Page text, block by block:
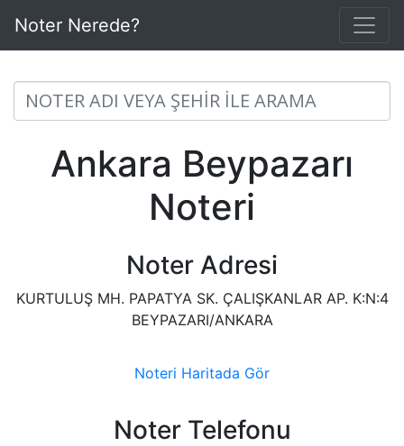
Noter Nerede?
Ankara Beypazarı
Noteri
Noter Adresi
KURTULUŞ MH. PAPATYA SK. ÇALIŞKANLAR AP. K:N:4
BEYPAZARI/ANKARA
Noteri Haritada Gör
Noter Telefonu